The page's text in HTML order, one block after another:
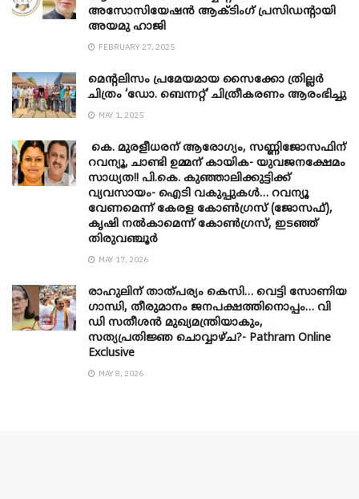
അസോസിയേഷൻ ആക്ടിംഗ് പ്രസിഡന്റായി
അയമു ഹാജി
FEBRUARY 27, 2025
മെന്‍റലിസം പ്രമേയമായ സൈക്കോ ത്രില്ലർ
ചിത്രം ‘ഡോ. ബെന്നറ്റ്’ ചിത്രീകരണം ആരംഭിച്ചു
MAY 1, 2025
കെ. മുരളീധരന് ആരോഗ്യം, സണ്ണിജോസഫിന്
റവന്യൂ, ചാണ്ടി ഉമ്മന് കായിക- യുവജനക്ഷേമം
സാധ്യത!! പി.കെ. കുഞ്ഞാലിക്കുട്ടിക്ക്
വ്യവസായം- ഐടി വകുപ്പുകൾ… റവന്യൂ
വേണമെന്ന് കേരള കോൺഗ്രസ് (ജോസഫ്),
കൃഷി നൽകാമെന്ന് കോൺഗ്രസ്, ഇടഞ്ഞ്
തിരുവഞ്ചൂർ
MAY 17, 2026
രാഹുലിന് താത്പര്യം കെസി… വെട്ടി സോണിയ
​ഗാന്ധി, തീരുമാനം ജനപക്ഷത്തിനൊപ്പം… വി
ഡി സതീശൻ മുഖ്യമന്ത്രിയാകും,
സത്യപ്രതിജ്ഞ ചൊവ്വാഴ്ച?- Pathram Online
Exclusive
MAY 8, 2026